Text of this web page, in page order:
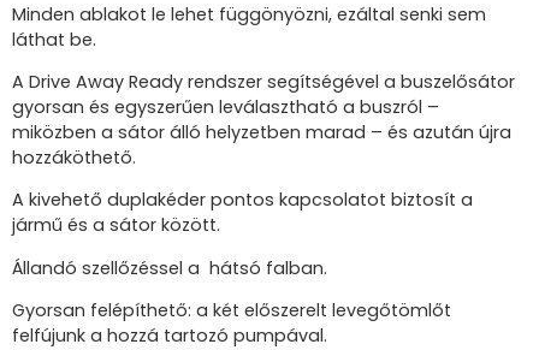
Minden ablakot le lehet függönyözni, ezáltal senki sem
láthat be.
A Drive Away Ready rendszer segítségével a buszelősátor
gyorsan és egyszerűen leválasztható a buszról –
miközben a sátor álló helyzetben marad – és azután újra
hozzáköthető.
A kivehető duplakéder pontos kapcsolatot biztosít a
jármű és a sátor között.
Állandó szellőzéssel a hátsó falban.
Gyorsan felépíthető: a két előszerelt levegőtömlőt
felfújunk a hozzá tartozó pumpával.